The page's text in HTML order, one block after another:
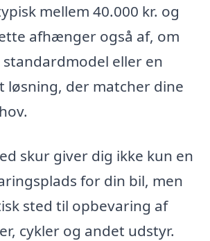
mellem 40.000 kr. og
afhænger også af, om
eller en
løsning, der matcher dine
skur giver dig ikke kun en
for din bil, men
sted til opbevaring af
cykler og andet udstyr.